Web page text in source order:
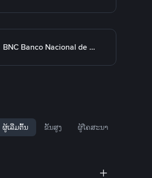
BNC Banco Nacional de Crédito
ຜູ້ເລີ່ມຕົ້ນ ຂັ້ນສູງ ຜູ້ໂຄສະນາ